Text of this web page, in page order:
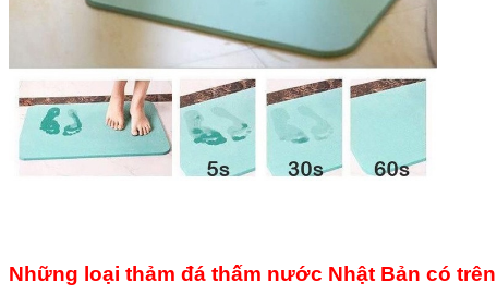
Những loại thảm đá thấm nước Nhật Bản có